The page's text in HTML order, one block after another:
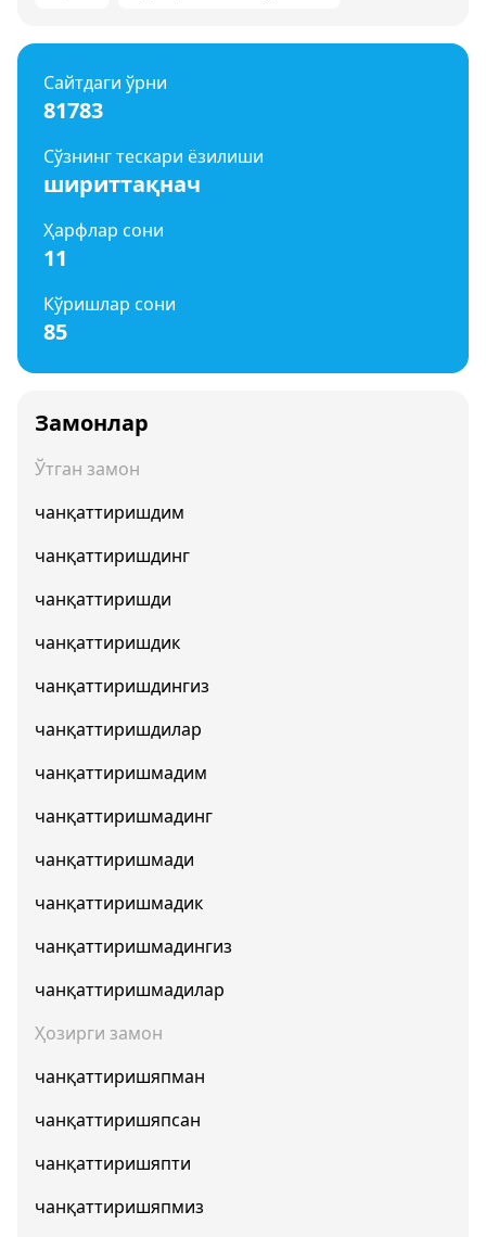
Сайтдаги ўрни
81783
Сўзнинг тескари ёзилиши
шириттақнач
Ҳарфлар сони
11
Кўришлар сони
85
Замонлар
Ўтган замон
чанқаттиришдим
чанқаттиришдинг
чанқаттиришди
чанқаттиришдик
чанқаттиришдингиз
чанқаттиришдилар
чанқаттиришмадим
чанқаттиришмадинг
чанқаттиришмади
чанқаттиришмадик
чанқаттиришмадингиз
чанқаттиришмадилар
Ҳозирги замон
чанқаттиришяпман
чанқаттиришяпсан
чанқаттиришяпти
чанқаттиришяпмиз